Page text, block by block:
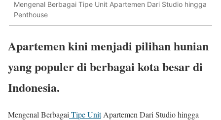
Mengenal Berbagai Tipe Unit Apartemen Dari Studio hingga
Penthouse
Apartemen kini menjadi pilihan hunian
yang populer di berbagai kota besar di
Indonesia.
Mengenal Berbagai Tipe UnitApartemen Dari Studio hingga